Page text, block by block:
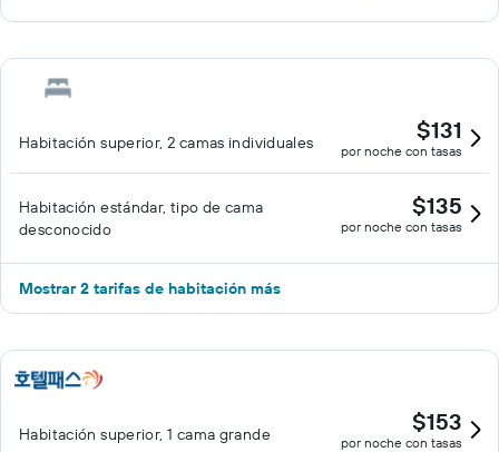
Habitación superior, 2 camas individuales $131
por noche con tasas
Habitación estándar, tipo de cama
desconocido
$135
por noche con tasas
Mostrar 2 tarifas de habitación más
Habitación superior, 1 cama grande $153
por noche con tasas